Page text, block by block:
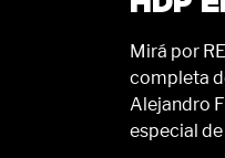
Mirá por
completa
Alejandro
especial de